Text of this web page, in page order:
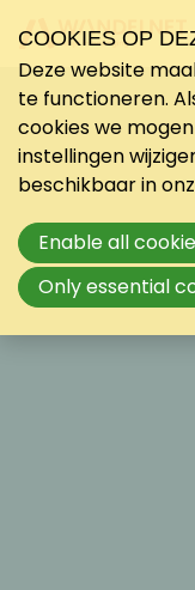
COOKIES OP
Deze website
te functioneren.
cookies we
instellingen
beschikbaar in
Enable all
Only essential